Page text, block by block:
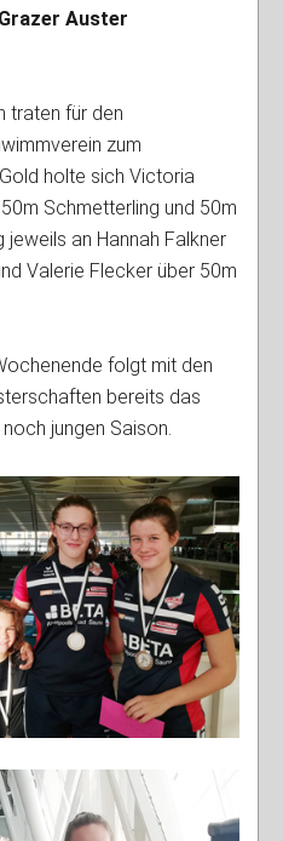
Auster
traten für den
zum
holte sich Victoria
Schmetterling und 50m
jeweils an Hannah Falkner
Valerie Flecker über 50m
folgt mit den
bereits das
jungen Saison.